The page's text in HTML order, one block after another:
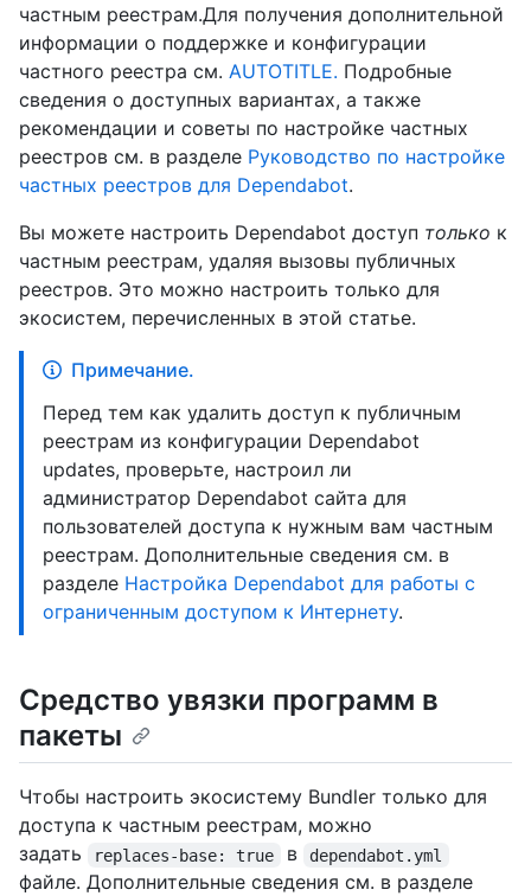
частным реестрам.Для получения дополнительной
информации о поддержке и конфигурации
частного реестра см. AUTOTITLE. Подробные
сведения о доступных вариантах, а также
рекомендации и советы по настройке частных
реестров см. в разделе Руководство по настройке
частных реестров для Dependabot.
Вы можете настроить Dependabot доступ только к
частным реестрам, удаляя вызовы публичных
реестров. Это можно настроить только для
экосистем, перечисленных в этой статье.
Примечание.
Перед тем как удалить доступ к публичным
реестрам из конфигурации Dependabot
updates, проверьте, настроил ли
администратор Dependabot сайта для
пользователей доступа к нужным вам частным
реестрам. Дополнительные сведения см. в
разделе Настройка Dependabot для работы с
ограниченным доступом к Интернету.
Средство увязки программ в
пакеты
Чтобы настроить экосистему Bundler только для
доступа к частным реестрам, можно
задать
replaces-base: true в dependabot.yml
файле. Дополнительные сведения см. в разделе